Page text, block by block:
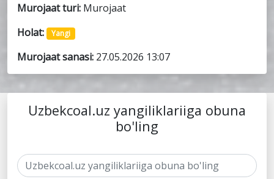
Murojaat turi: Murojaat
Holat:
Yangi
Murojaat sanasi: 27.05.2026 13:07
Uzbekcoal.uz yangiliklariiga obuna
bo'ling